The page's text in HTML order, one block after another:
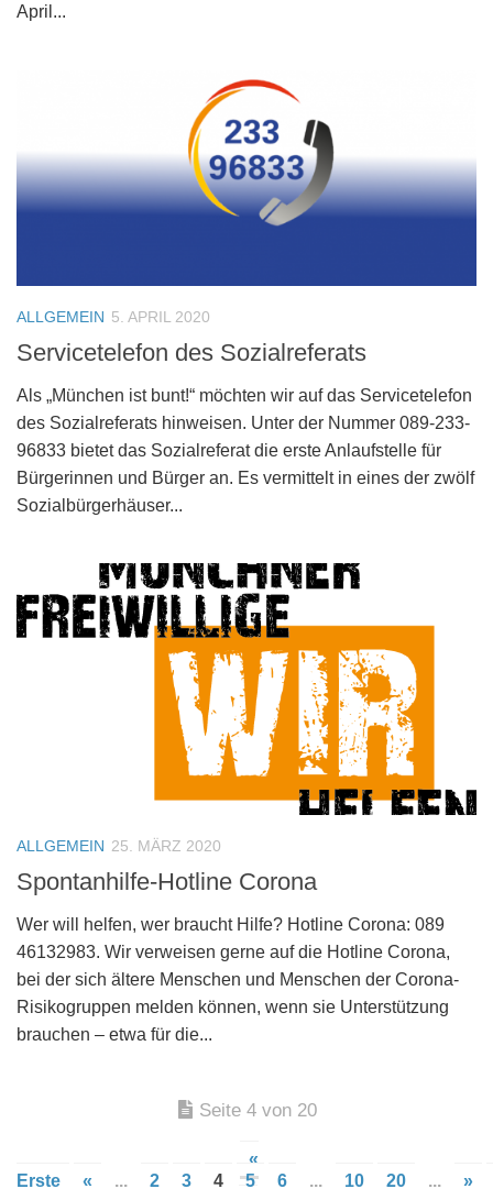
April...
ALLGEMEIN 5. APRIL 2020
Servicetelefon des Sozialreferats
Als „München ist bunt!“ möchten wir auf das Servicetelefon
des Sozialreferats hinweisen. Unter der Nummer 089-233-
96833 bietet das Sozialreferat die erste Anlaufstelle für
Bürgerinnen und Bürger an. Es vermittelt in eines der zwölf
Sozialbürgerhäuser...
ALLGEMEIN 25. MÄRZ 2020
Spontanhilfe-Hotline Corona
Wer will helfen, wer braucht Hilfe? Hotline Corona: 089
46132983. Wir verweisen gerne auf die Hotline Corona,
bei der sich ältere Menschen und Menschen der Corona-
Risikogruppen melden können, wenn sie Unterstützung
brauchen – etwa für die...
Seite 4 von 20
«
Erste
« ... 2 3 4 5 6 ... 10 20 ... »